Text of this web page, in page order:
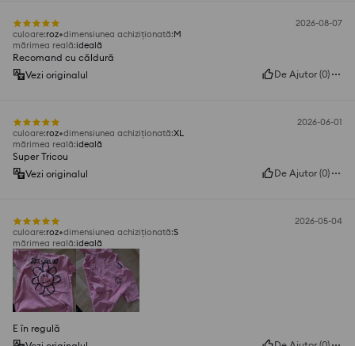
2026-08-07
culoare:roz dimensiunea achiziționată:M
mărimea reală:ideală
Recomand cu căldură
Vezi originalul
De Ajutor (0)
2026-06-01
culoare:roz dimensiunea achiziționată:XL
mărimea reală:ideală
Super Tricou
Vezi originalul
De Ajutor (0)
2026-05-04
culoare:roz dimensiunea achiziționată:S
mărimea reală:ideală
E în regulă